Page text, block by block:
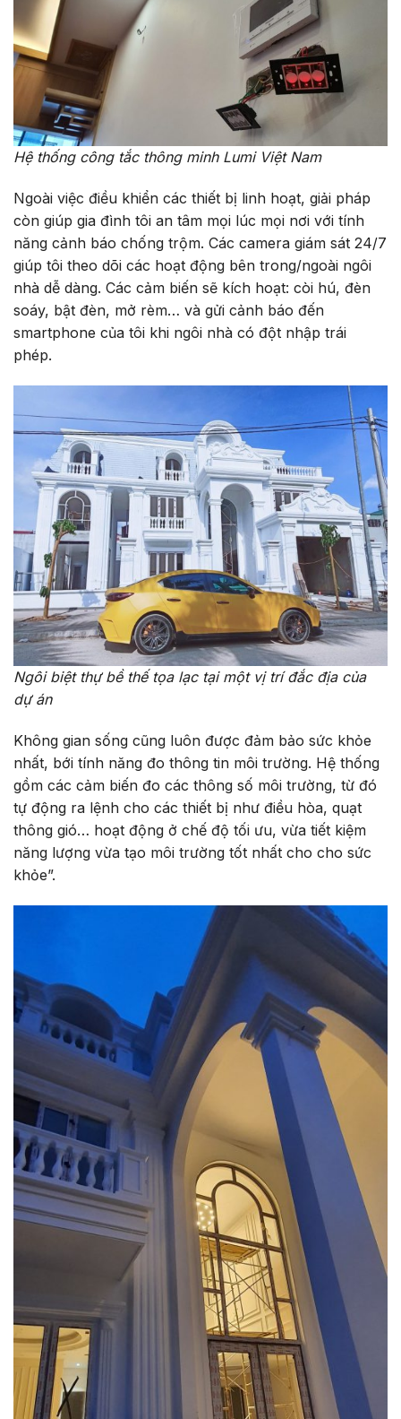
Hệ thống công tắc thông minh Lumi Việt Nam
Ngoài việc điều khiển các thiết bị linh hoạt, giải pháp
còn giúp gia đình tôi an tâm mọi lúc mọi nơi với tính
năng cảnh báo chống trộm. Các camera giám sát 24/7
giúp tôi theo dõi các hoạt động bên trong/ngoài ngôi
nhà dễ dàng. Các cảm biến sẽ kích hoạt: còi hú, đèn
soáy, bật đèn, mở rèm… và gửi cảnh báo đến
smartphone của tôi khi ngôi nhà có đột nhập trái
phép.
Ngôi biệt thự bề thế tọa lạc tại một vị trí đắc địa của
dự án
Không gian sống cũng luôn được đảm bảo sức khỏe
nhất, bới tính năng đo thông tin môi trường. Hệ thống
gồm các cảm biến đo các thông số môi trường, từ đó
tự động ra lệnh cho các thiết bị như điều hòa, quạt
thông gió… hoạt động ở chế độ tối ưu, vừa tiết kiệm
năng lượng vừa tạo môi trường tốt nhất cho cho sức
khỏe”.